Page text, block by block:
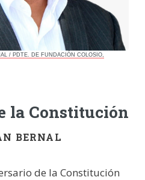
la Constitución
BERNAL
de la Constitución
/ PDTE. DE FUNDACIÓN COLOSIO,